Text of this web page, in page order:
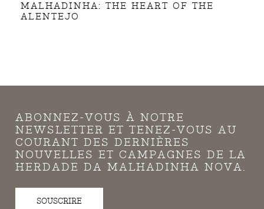
MALHADINHA: THE HEART OF THE
ALENTEJO
ABONNEZ-VOUS À NOTRE
NEWSLETTER ET TENEZ-VOUS AU
COURANT DES DERNIÈRES
NOUVELLES ET CAMPAGNES DE LA
HERDADE DA MALHADINHA NOVA.
SOUSCRIRE